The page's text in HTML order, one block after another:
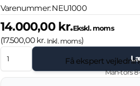
Varenummer:NEU1000
14.000,00 kr.Ekskl. moms
(17.500,00 kr. Inkl. moms)
Få ekspert
Man-tors 8-